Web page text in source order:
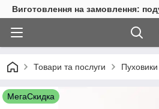
Виготовлення на замовлення:
Товари та послуги Пуховики
МегаСкидка